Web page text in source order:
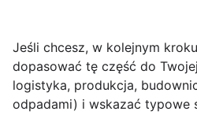
Jeśli chcesz, w kolejnym
dopasować tę część do
logistyka, produkcja,
odpadami) i wskazać typowe